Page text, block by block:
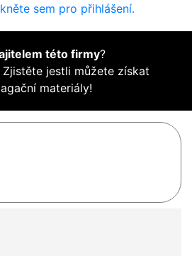
sem pro přihlášení.
této firmy?
Zjistěte jestli můžete získat
materiály!